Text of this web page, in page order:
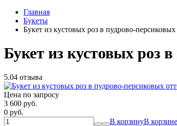
Главная
Букеты
Букет из кустовых роз в пудрово-персиковых
Букет из кустовых роз
5.04 отзыва
Цена по запросу
3 600 руб.
0 руб.
В корзинуВ корзине